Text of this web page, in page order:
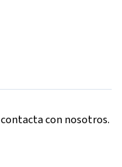
con nosotros.